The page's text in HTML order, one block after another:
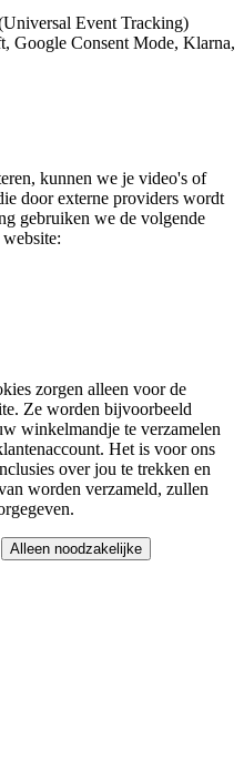
Event Tracking)
Google Consent Mode, Klarna,
kunnen we je video's of
door externe providers wordt
gebruiken we de volgende
zorgen alleen voor de
Ze worden bijvoorbeeld
winkelmandje te verzamelen
Het is voor ons
over jou te trekken en
worden verzameld, zullen
Alleen noodzakelijke